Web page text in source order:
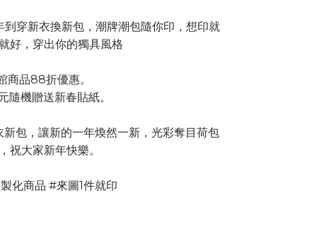
穿新衣換新包，潮牌潮包隨你印，想印就
好，穿出你的獨具風格
商品88折優惠。
隨機贈送新春貼紙。
包，讓新的一年煥然一新，光彩奪目荷包
祝大家新年快樂。
化商品 #來圖1件就印